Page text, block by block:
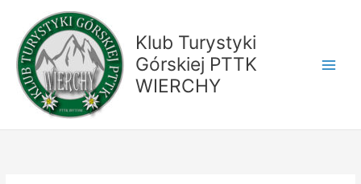
treści
Klub Turystyki
Górskiej PTTK
WIERCHY